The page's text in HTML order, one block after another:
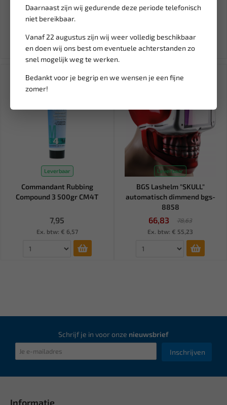
Daarnaast zijn wij gedurende deze periode telefonisch
niet bereikbaar.
Vanaf 22 augustus zijn wij weer volledig beschikbaar
en doen wij ons best om eventuele achterstanden zo
snel mogelijk weg te werken.
Bedankt voor je begrip en we wensen je een fijne
zomer!
61,81
72,72
mm C-412
Leverbaar
Commandant Rubbing
Compound 3 500gr CM4T
7,95
Ex. btw: € 6,57
Leverbaar
BGS Lashelm "SKULL"
automatisch dimmend bgs-
8858
66,83
78,63
Ex. btw: € 55,23
Schrijf je in voor onze nieuwsbrief
Inschrijven
Informatie